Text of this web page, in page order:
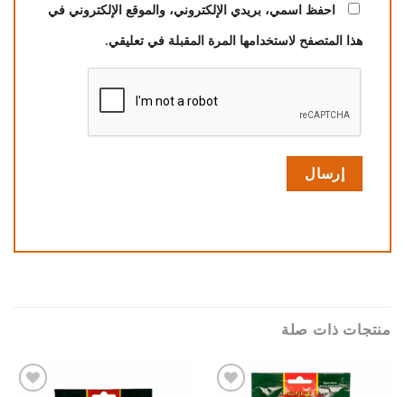
احفظ اسمي، بريدي الإلكتروني، والموقع الإلكتروني في
هذا المتصفح لاستخدامها المرة المقبلة في تعليقي.
منتجات ذات صلة